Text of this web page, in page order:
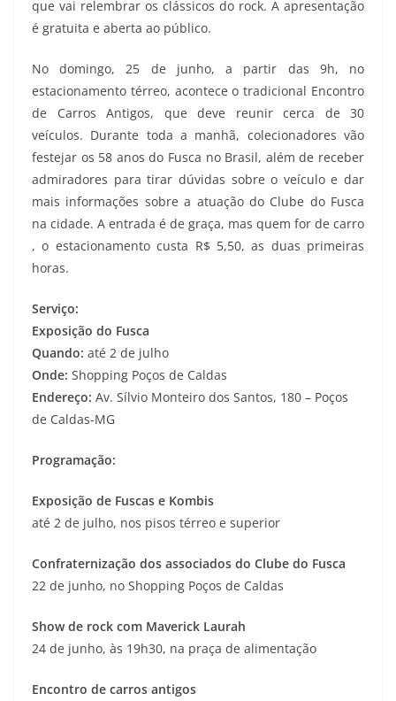
que vai relembrar os clássicos do rock. A apresentação
é gratuita e aberta ao público.
No domingo, 25 de junho, a partir das 9h, no
estacionamento térreo, acontece o tradicional Encontro
de Carros Antigos, que deve reunir cerca de 30
veículos. Durante toda a manhã, colecionadores vão
festejar os 58 anos do Fusca no Brasil, além de receber
admiradores para tirar dúvidas sobre o veículo e dar
mais informações sobre a atuação do Clube do Fusca
na cidade. A entrada é de graça, mas quem for de carro
, o estacionamento custa R$ 5,50, as duas primeiras
horas.
Serviço:
Exposição do Fusca
Quando: até 2 de julho
Onde: Shopping Poços de Caldas
Endereço: Av. Sílvio Monteiro dos Santos, 180 – Poços
de Caldas-MG
Programação:
Exposição de Fuscas e Kombis
até 2 de julho, nos pisos térreo e superior
Confraternização dos associados do Clube do Fusca
22 de junho, no Shopping Poços de Caldas
Show de rock com Maverick Laurah
24 de junho, às 19h30, na praça de alimentação
Encontro de carros antigos